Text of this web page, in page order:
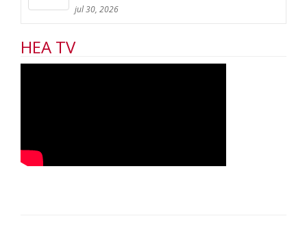
jul 30, 2026
HEA TV